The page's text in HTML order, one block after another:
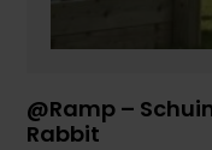
@Ramp –
Rabbit